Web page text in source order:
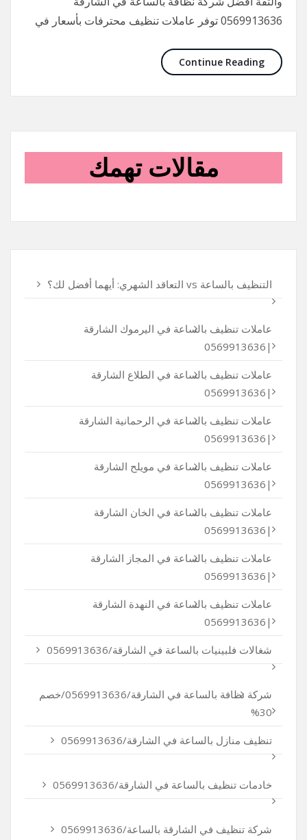
0569913636 توفر عاملات تنظيف محترفات بأسعار في
Continue Reading
مقالات تهمك
التنظيف بالساعة vs التعاقد الشهري: أيهما أفضل لك؟
عاملات تنظيف بالساعة في اليرموك الشارقة
|0569913636
عاملات تنظيف بالساعة في الطلاع الشارقة
|0569913636
عاملات تنظيف بالساعة في الرحمانية الشارقة
|0569913636
عاملات تنظيف بالساعة في مويلح الشارقة
|0569913636
عاملات تنظيف بالساعة في الخان الشارقة
|0569913636
عاملات تنظيف بالساعة في المجاز الشارقة
|0569913636
عاملات تنظيف بالساعة في النهدة الشارقة
|0569913636
شغالات فلبينيات بالساعة في الشارقة/0569913636
شركة نظافة بالساعة في الشارقة/0569913636/خصم
30%
تنظيف منازل بالساعة في الشارقة/0569913636
خادمات تنظيف بالساعة في الشارقة/0569913636
شركة تنظيف في الشارقة بالساعة/0569913636